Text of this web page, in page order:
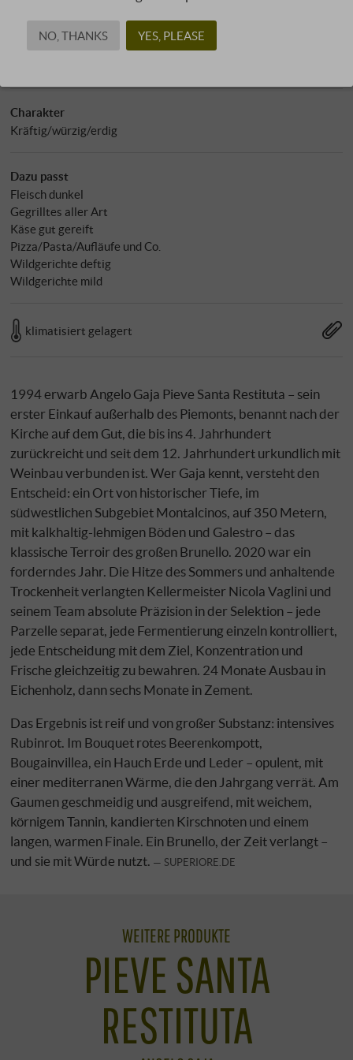
Allergene
Charakter
Kräftig/würzig/erdig
Dazu passt
Fleisch dunkel
Gegrilltes aller Art
Käse gut gereift
Pizza/Pasta/Aufläufe und Co.
Wildgerichte deftig
Wildgerichte mild
klimatisiert gelagert
1994 erwarb Angelo Gaja Pieve Santa Restituta – sein
erster Einkauf außerhalb des Piemonts, benannt nach der
Kirche auf dem Gut, die bis ins 4. Jahrhundert
zurückreicht und seit dem 12. Jahrhundert urkundlich mit
Weinbau verbunden ist. Wer Gaja kennt, versteht den
Entscheid: ein Ort von historischer Tiefe, im
südwestlichen Subgebiet Montalcinos, auf 350 Metern,
mit kalkhaltig-lehmigen Böden und Galestro – das
klassische Terroir des großen Brunello. 2020 war ein
forderndes Jahr. Die Hitze des Sommers und anhaltende
Trockenheit verlangten Kellermeister Nicola Vaglini und
seinem Team absolute Präzision in der Selektion – jede
Parzelle separat, jede Fermentierung einzeln kontrolliert,
jede Entscheidung mit dem Ziel, Konzentration und
Frische gleichzeitig zu bewahren. 24 Monate Ausbau in
Eichenholz, dann sechs Monate in Zement.
Das Ergebnis ist reif und von großer Substanz: intensives
Rubinrot. Im Bouquet rotes Beerenkompott,
Bougainvillea, ein Hauch Erde und Leder – opulent, mit
einer mediterranen Wärme, die den Jahrgang verrät. Am
Gaumen geschmeidig und ausgreifend, mit weichem,
körnigem Tannin, kandierten Kirschnoten und einem
langen, warmen Finale. Ein Brunello, der Zeit verlangt –
und sie mit Würde nutzt.
SUPERIORE.DE
WEITERE PRODUKTE
PIEVE SANTA
RESTITUTA
NO, THANKS YES, PLEASE